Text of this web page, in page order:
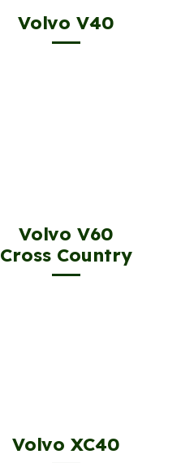
Volvo V40
Volvo V60
Cross Country
Volvo XC40